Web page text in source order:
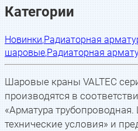
Категории
Новинки,Радиаторная
шаровые,Радиаторная
Шаровые краны VALTEC
производятся в
«Арматура
технические условия» и